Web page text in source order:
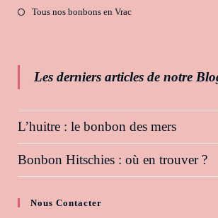
Tous nos bonbons en Vrac
Les derniers articles de notre
L’huitre : le bonbon des mers
Bonbon Hitschies : où en trouver ?
Nous Contacter